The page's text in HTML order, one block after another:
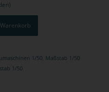
1/50, Maßstab 1/50
1/50